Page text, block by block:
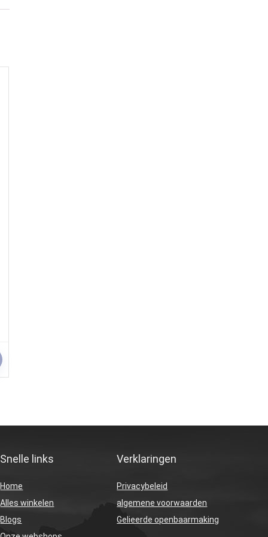
Snelle links
Home
Alles winkelen
Blogs
Verklaringen
Privacybeleid
algemene voorwaarden
Gelieerde openbaarmaking